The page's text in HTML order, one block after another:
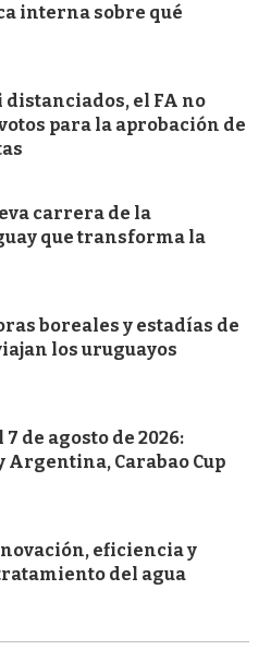
interna sobre qué
el FA no
para la aprobación de
carrera de la
que transforma la
boreales y estadías de
los uruguayos
de agosto de 2026:
Argentina, Carabao Cup
eficiencia y
del agua